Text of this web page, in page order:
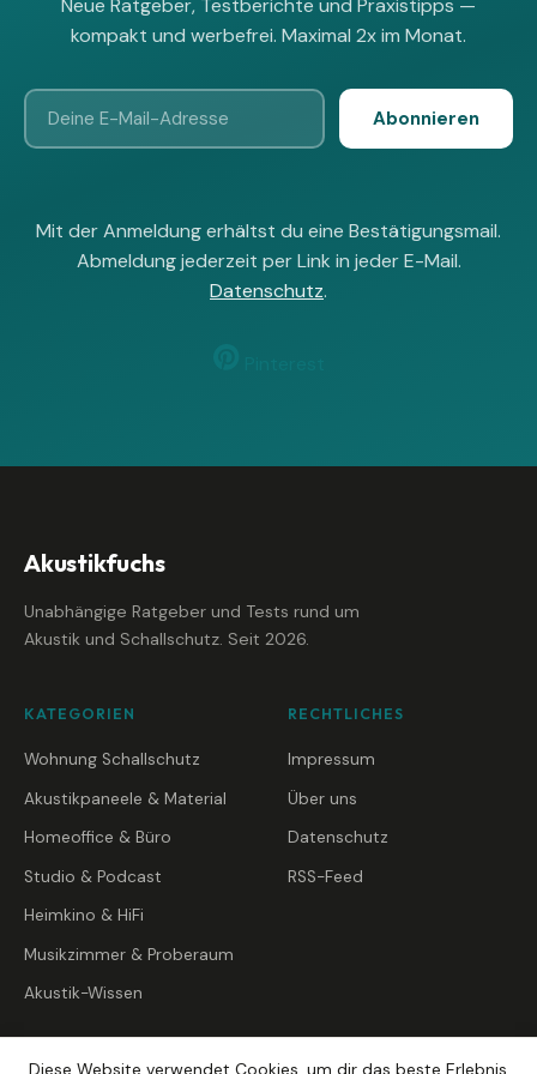
Neue Ratgeber, Testberichte und Praxistipps —
kompakt und werbefrei. Maximal 2x im Monat.
Abonnieren
Mit der Anmeldung erhältst du eine Bestätigungsmail.
Abmeldung jederzeit per Link in jeder E-Mail.
Datenschutz.
Akustikfuchs
Unabhängige Ratgeber und Tests rund um
Akustik und Schallschutz. Seit 2026.
KATEGORIEN
Wohnung Schallschutz
Akustikpaneele & Material
Homeoffice & Büro
Studio & Podcast
Heimkino & HiFi
Musikzimmer & Proberaum
Akustik-Wissen
RECHTLICHES
Impressum
Über uns
Datenschutz
RSS-Feed
Diese Website verwendet Cookies, um dir das beste Erlebnis